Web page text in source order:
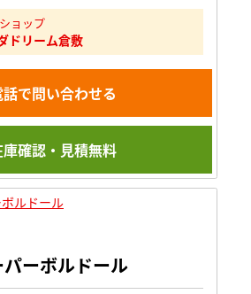
ョップ
ドリーム倉敷
話で問い合わせる
確認・見積無料
ーボルドール